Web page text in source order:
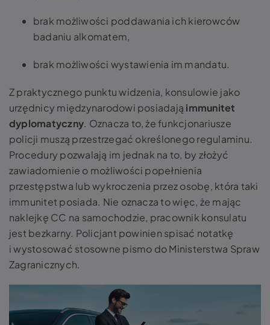
brak możliwości poddawania ich kierowców
badaniu alkomatem,
brak możliwości wystawienia im mandatu.
Z praktycznego punktu widzenia, konsulowie jako
urzędnicy międzynarodowi posiadają immunitet
dyplomatyczny. Oznacza to, że funkcjonariusze
policji muszą przestrzegać określonego regulaminu.
Procedury pozwalają im jednak na to, by złożyć
zawiadomienie o możliwości popełnienia
przestępstwa lub wykroczenia przez osobę, która taki
immunitet posiada. Nie oznacza to więc, że mając
naklejkę CC na samochodzie, pracownik konsulatu
jest bezkarny. Policjant powinien spisać notatkę
i wystosować stosowne pismo do Ministerstwa Spraw
Zagranicznych.